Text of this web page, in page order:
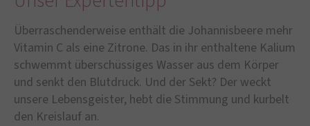
Überraschenderweise enthält die Johannisbeere mehr
Vitamin C als eine Zitrone. Das in ihr enthaltene Kalium
schwemmt überschüssiges Wasser aus dem Körper
und senkt den Blutdruck. Und der Sekt? Der weckt
unsere Lebensgeister, hebt die Stimmung und kurbelt
den Kreislauf an.